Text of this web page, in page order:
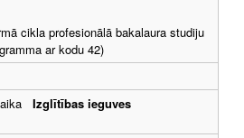
cikla profesionālā bakalaura studiju
ar kodu 42)
Izglītības ieguves